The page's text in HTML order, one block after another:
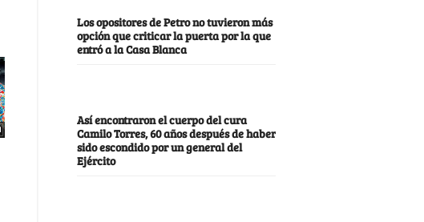
Los opositores de Petro no tuvieron más
opción que criticar la puerta por la que
entró a la Casa Blanca
Así encontraron el cuerpo del cura
Camilo Torres, 60 años después de haber
sido escondido por un general del
Ejército